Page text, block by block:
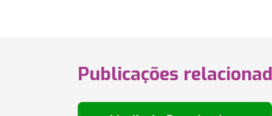
Publicações